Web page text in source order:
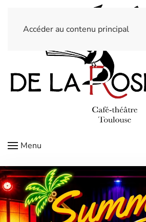
Accéder au contenu principal
Menu